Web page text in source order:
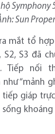
Symphony
Sun
mắt tổ hợp
S2, S3 đã
Tiếp nối
“mảnh
giáp